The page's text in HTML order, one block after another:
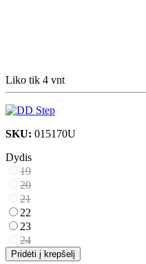
Liko tik 4 vnt
SKU: 015170U
Dydis
19
20
21
22
23
24
Pridėti į krepšelį